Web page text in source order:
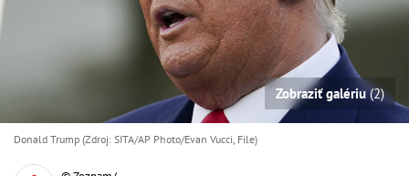
Zobraziť galériu(2)
Donald Trump (Zdroj: SITA/AP Photo/Evan Vucci, File)